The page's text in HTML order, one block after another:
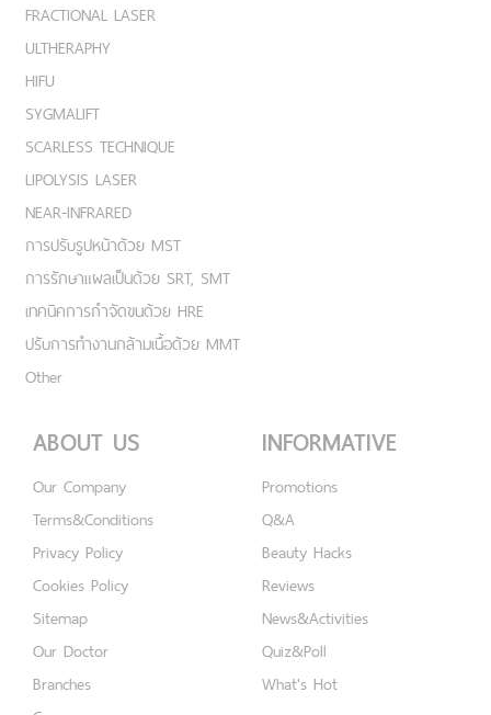
FRACTIONAL LASER
ULTHERAPHY
HIFU
SYGMALIFT
SCARLESS TECHNIQUE
LIPOLYSIS LASER
NEAR-INFRARED
การปรับรูปหน้าด้วย MST
การรักษาแผลเป็นด้วย SRT, SMT
เทคนิคการกำจัดขนด้วย HRE
ปรับการทำงานกล้ามเนื้อด้วย MMT
Other
ABOUT US
Our Company
Terms&Conditions
Privacy Policy
Cookies Policy
Sitemap
Our Doctor
Branches
INFORMATIVE
Promotions
Q&A
Beauty Hacks
Reviews
News&Activities
Quiz&Poll
What's Hot